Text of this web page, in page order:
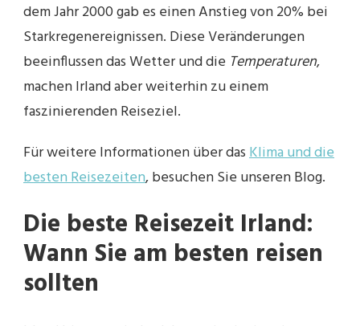
dem Jahr 2000 gab es einen Anstieg von 20% bei
Starkregenereignissen. Diese Veränderungen
beeinflussen das Wetter und die Temperaturen,
machen Irland aber weiterhin zu einem
faszinierenden Reiseziel.
Für weitere Informationen über dasKlima und die
besten Reisezeiten, besuchen Sie unseren Blog.
Die beste Reisezeit Irland:
Wann Sie am besten reisen
sollten